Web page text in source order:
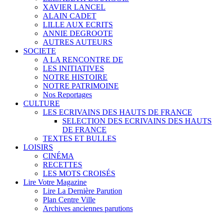
XAVIER LANCEL
ALAIN CADET
LILLE AUX ECRITS
ANNIE DEGROOTE
AUTRES AUTEURS
SOCIETE
A LA RENCONTRE DE
LES INITIATIVES
NOTRE HISTOIRE
NOTRE PATRIMOINE
Nos Reportages
CULTURE
LES ECRIVAINS DES HAUTS DE FRANCE
SELECTION DES ECRIVAINS DES HAUTS
DE FRANCE
TEXTES ET BULLES
LOISIRS
CINÉMA
RECETTES
LES MOTS CROISÉS
Lire Votre Magazine
Lire La Dernière Parution
Plan Centre Ville
Archives anciennes parutions